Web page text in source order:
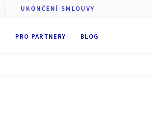
PRO PARTNERY BLOG
UKONČENÍ SMLOUVY